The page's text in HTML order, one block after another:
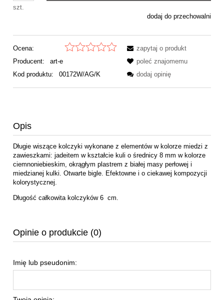
szt.
dodaj do przechowalni
Ocena:
Producent:
art-e
Kod produktu:
00172W/AG/K
zapytaj o produkt
poleć znajomemu
dodaj opinię
Opis
Długie wiszące kolczyki wykonane z elementów w kolorze miedzi z
zawieszkami: jadeitem w kształcie kuli o średnicy 8 mm w kolorze
ciemnoniebieskim, okrągłym plastrem z białej masy perłowej i
miedzianej kulki. Otwarte bigle. Efektowne i o ciekawej kompozycji
kolorystycznej.
Długość całkowita kolczyków 6 cm.
Opinie o produkcie (0)
Imię lub pseudonim: